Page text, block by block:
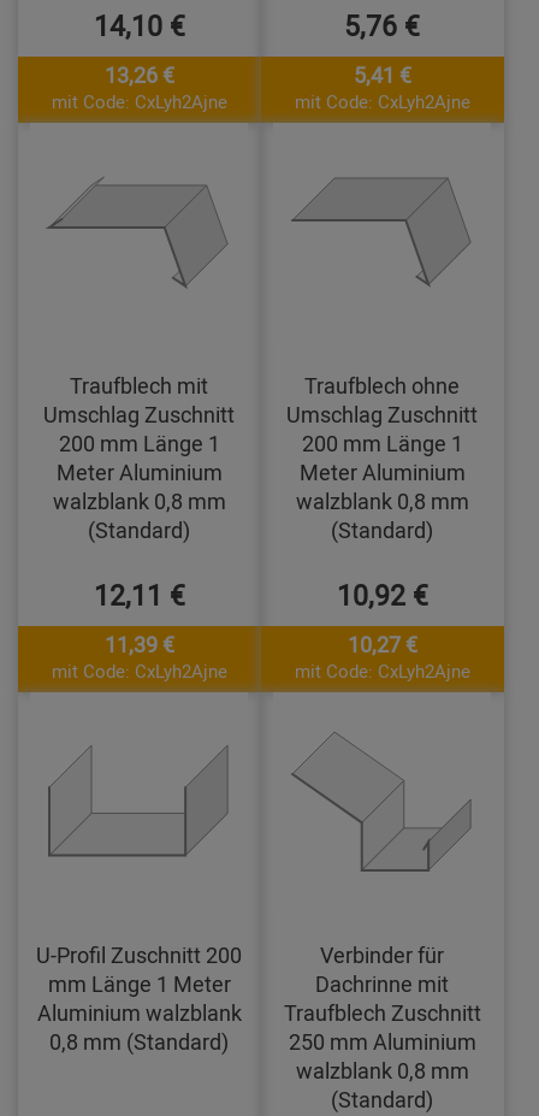
14,10 €
13,26 €
mit Code: CxLyh2Ajne
5,76 €
5,41 €
mit Code: CxLyh2Ajne
Traufblech mit
Umschlag Zuschnitt
200 mm Länge 1
Meter Aluminium
walzblank 0,8 mm
(Standard)
12,11 €
11,39 €
mit Code: CxLyh2Ajne
Traufblech ohne
Umschlag Zuschnitt
200 mm Länge 1
Meter Aluminium
walzblank 0,8 mm
(Standard)
10,92 €
10,27 €
mit Code: CxLyh2Ajne
U-Profil Zuschnitt 200
mm Länge 1 Meter
Aluminium walzblank
0,8 mm (Standard)
Verbinder für
Dachrinne mit
Traufblech Zuschnitt
250 mm Aluminium
walzblank 0,8 mm
(Standard)